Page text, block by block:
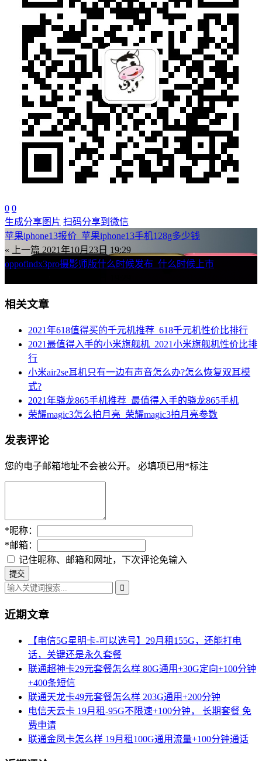
0 0
生成分享图片 扫码分享到微信
苹果iphone13报价_苹果iphone13手机128g多少钱
« 上一篇 2021年10月23日 19:29
oppofindx3pro摄影师版什么时候发布_什么时候上市
相关文章
2021年618值得买的千元机推荐_618千元机性价比排行
2021最值得入手的小米旗舰机_2021小米旗舰机性价比排
行
小米air2se耳机只有一边有声音怎么办?怎么恢复双耳模
式?
2021年骁龙865手机推荐_最值得入手的骁龙865手机
荣耀magic3怎么拍月亮_荣耀magic3拍月亮参数
发表评论
您的电子邮箱地址不会被公开。 必填项已用 *标注
*昵称：
*邮箱：
记住昵称、邮箱和网址，下次评论免输入
近期文章
【电信5G星明卡-可以选号】29月租155G，还能打电
话，关键还是永久套餐
联通超神卡29元套餐怎么样 80G通用+30G定向+100分钟
+400条短信
联通天龙卡49元套餐怎么样 203G通用+200分钟
电信天云卡 19月租-95G不限速+100分钟， 长期套餐 免
费申请
联通金凤卡怎么样 19月租100G通用流量+100分钟通话